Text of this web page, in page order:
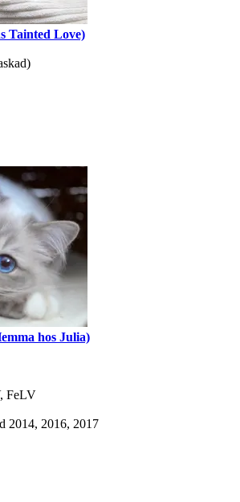
Tainted Love)
hos Julia)
FeLV
2014, 2016, 2017